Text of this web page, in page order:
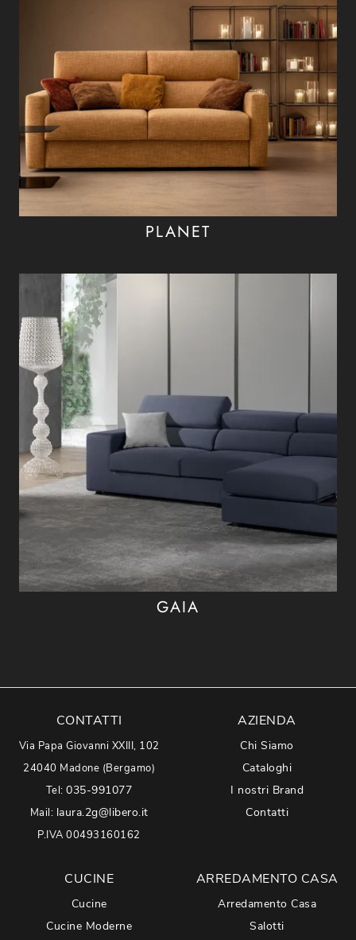
PLANET
GAIA
CONTATTI
Via Papa Giovanni XXIII, 102
24040 Madone (Bergamo)
Tel:035-991077
Mail: laura.2g@libero.it
P.IVA 00493160162
AZIENDA
Chi Siamo
Cataloghi
I nostri Brand
Contatti
CUCINE
Cucine
Cucine Moderne
ARREDAMENTO CASA
Arredamento Casa
Salotti